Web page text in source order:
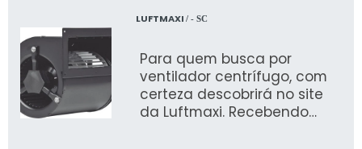
questões relativas ao meio
ambiente, segurança e
DETALHES IMPORTANTES
SOBRE O PRODUTO A
ventilação feita pelo
ventilador centrífugo
LUFTMAXI / - SC
Para quem busca por
ventilador centrífugo, com
certeza descobrirá no site
da Luftmaxi. Recebendo